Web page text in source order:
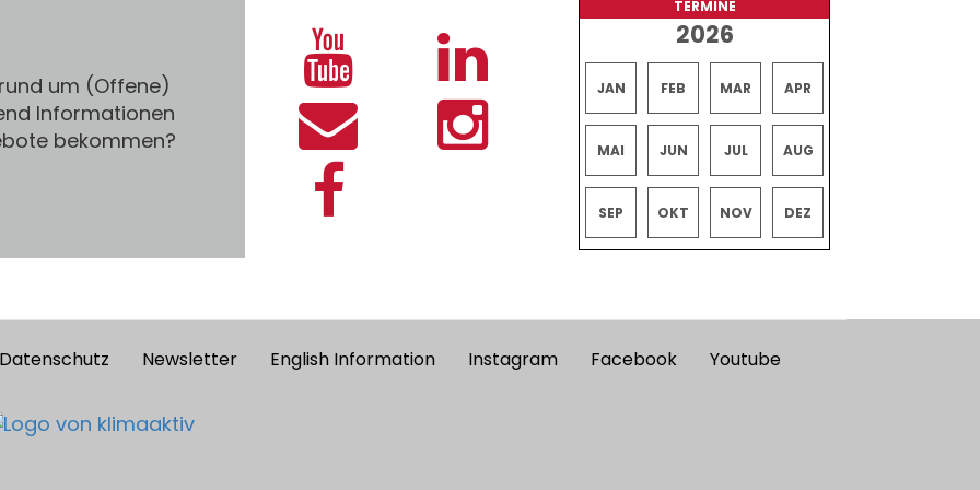
um (Offene)
Informationen
bekommen?
TERMINE
2026
JAN FEB MAR APR
MAI JUN JUL AUG
SEP OKT NOV DEZ
Datenschutz Newsletter English Information Instagram Facebook Youtube